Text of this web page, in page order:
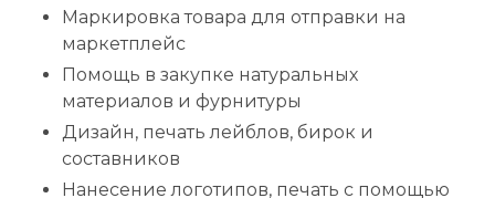
Маркировка товара для отправки на
маркетплейс
Помощь в закупке натуральных
материалов и фурнитуры
Дизайн, печать лейблов, бирок и
составников
Нанесение логотипов, печать с помощью